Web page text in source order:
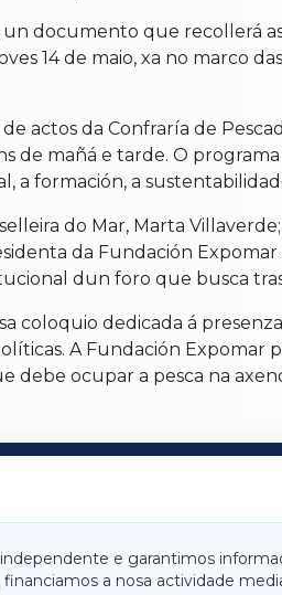
un documento que recollerá
14 de maio, xa no marco
de actos da Confraría de
de mañá e tarde. O
a formación, a
do Mar, Marta
da Fundación
dun foro que busca
coloquio dedicada á
A Fundación
debe ocupar a pesca na
e garantimos
financiamos a nosa actividade